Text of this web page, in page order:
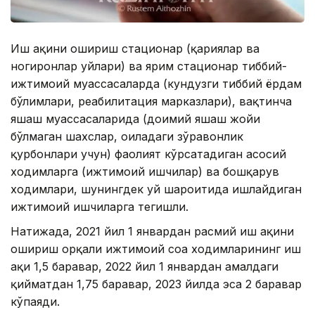
Иш ҳақини ошириш стационар (қариялар ва
ногиронлар уйлари) ва ярим стационар тиббий-
ижтимоий муассасаларда (кундузги тиббий ёрдам
бўлимлари, реабилитация марказлари), вақтинча
яшаш муассасаларида (доимий яшаш жойи
бўлмаган шахслар, оиладаги зўравонлик
қурбонлари учун) фаолият кўрсатадиган асосий
ходимларга (ижтимоий ишчилар) ва бошқарув
ходимлари, шунингдек уй шароитида ишлайдиган
ижтимоий ишчиларга тегишли.
Натижада, 2021 йил 1 январдан расмий иш ҳақини
ошириш орқали ижтимоий соҳа ходимларининг иш
ҳақи 1,5 баравар, 2022 йил 1 январдан амалдаги
қийматдан 1,75 баравар, 2023 йилда эса 2 баравар
кўпаяди.